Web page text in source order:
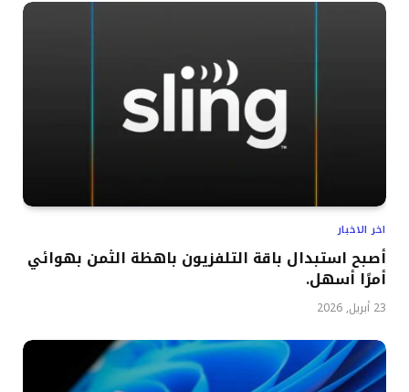
اخر الاخبار
أصبح استبدال باقة التلفزيون باهظة الثمن بهوائي
أمرًا أسهل.
23 أبريل, 2026